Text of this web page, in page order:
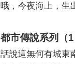
哦，今夜海上，生
都市傳說系列（
話說這無何有城東